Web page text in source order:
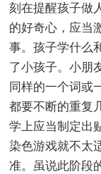
刻在提醒孩子做
的好奇心，应当
事。孩子学什么
了小孩子。小朋
同样的一个词或
都要不断的重复
学上应当制定出
染色游戏就不太
准。虽说此阶段